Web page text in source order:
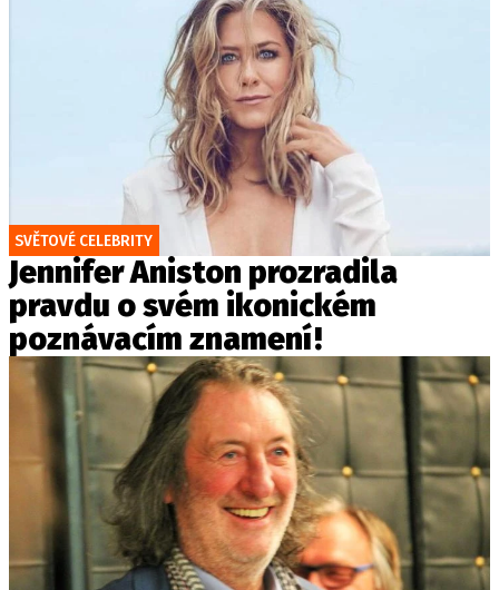
SVĚTOVÉ CELEBRITY
Jennifer Aniston prozradila
pravdu o svém ikonickém
poznávacím znamení!